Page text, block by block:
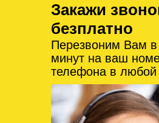
Закажи
безплатно
Перезвоним Вам в
минут на ваш
телефона в любой